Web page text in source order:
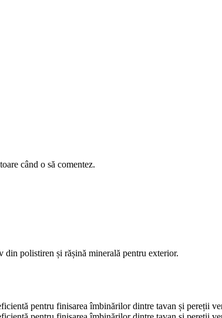
când o să comentez.